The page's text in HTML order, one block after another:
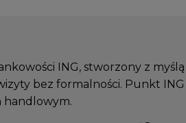
ING, stworzony z myślą
bez formalności. Punkt ING
handlowym.